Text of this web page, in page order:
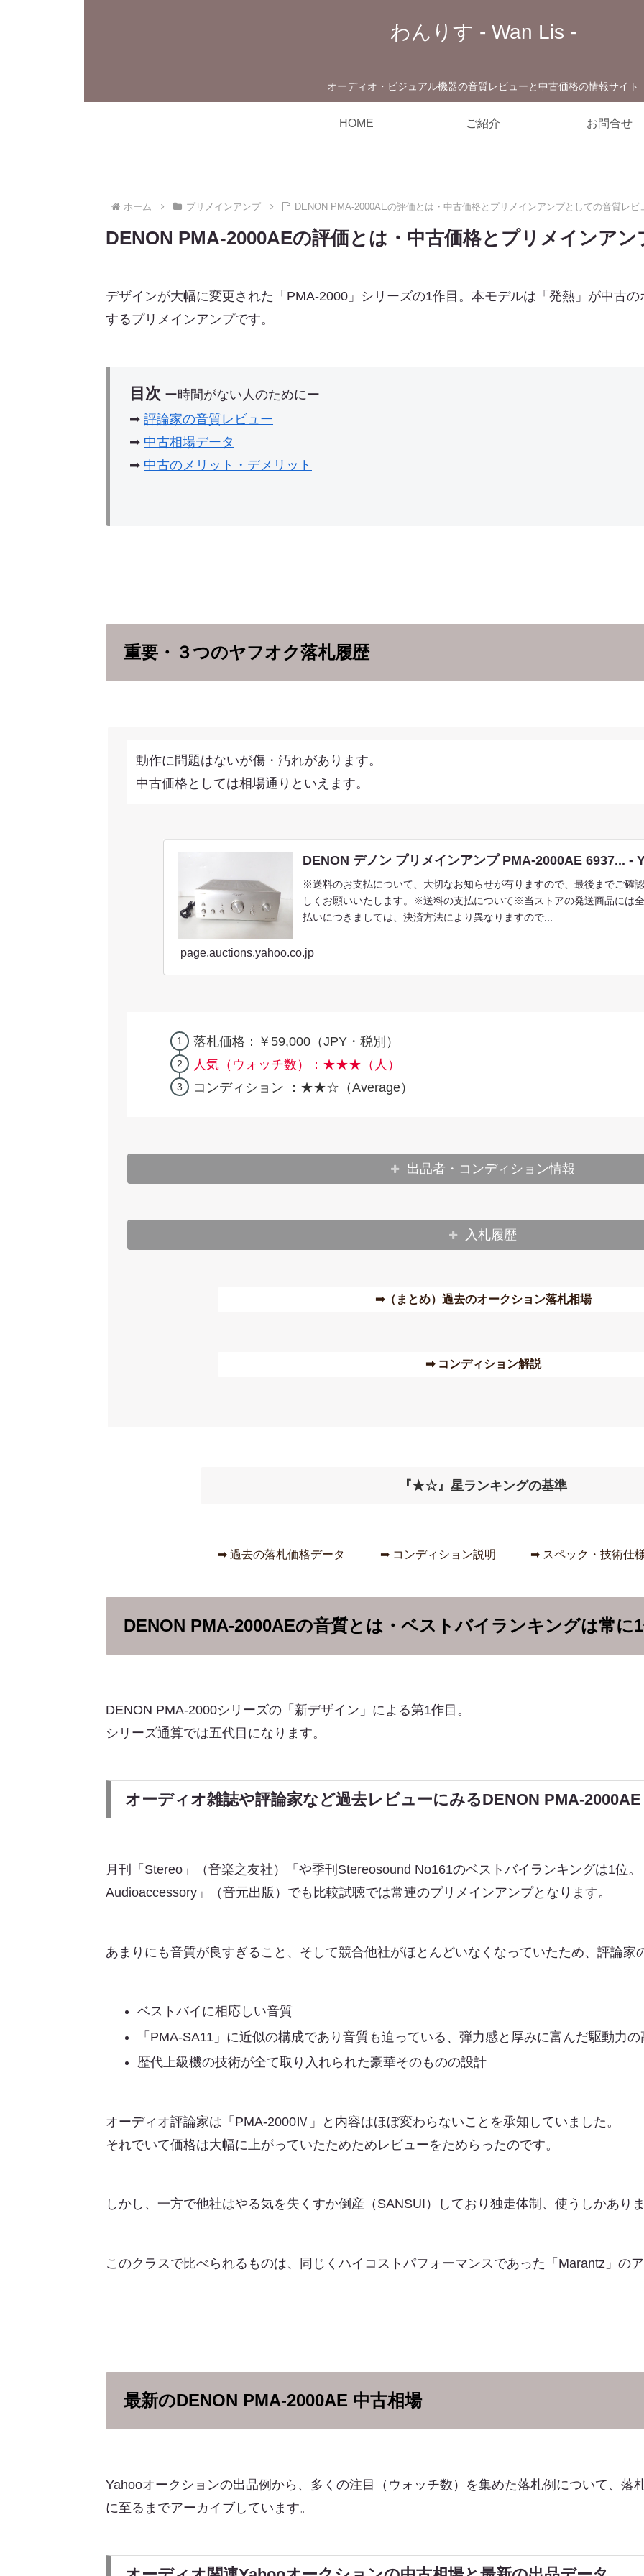
わんりす - Wan Lis -
オーディオ・ビジュアル機器の音質レビューと中古価格の情報サイト
HOME ご紹介 お問合せ
ホーム プリメインアンプ DENON PMA-2000AEの評価とは・中古価格とプリメインアンプとしての音質レビ
DENON PMA-2000AEの評価とは・中古価格とプリメインア
デザインが大幅に変更された「PMA-2000」シリーズの1作目。本モデルは「発熱」が中古
するプリメインアンプです。
目次 ー時間がない人のためにー
➡︎ 評論家の音質レビュー
➡︎ 中古相場データ
➡︎ 中古のメリット・デメリット
重要・３つのヤフオク落札履歴
動作に問題はないが傷・汚れがあります。
中古価格としては相場通りといえます。
DENON デノン プリメインアンプ PMA-2000AE 6937... -
※送料のお支払について、大切なお知らせが有りますので、最後までご確
しくお願いいたします。※送料の支払について※当ストアの発送商品には
払いにつきましては、決済方法により異なりますので...
page.auctions.yahoo.co.jp
落札価格：￥59,000（JPY・税別）
人気（ウォッチ数）：★★★（人）
コンディション ：★★☆（Average）
出品者・コンディション情報
入札履歴
➡︎（まとめ）過去のオークション落札相場
➡︎ コンディション解説
『★☆』星ランキングの基準
➡︎ 過去の落札価格データ ➡︎ コンディション説明 ➡︎ スペック・技術仕
DENON PMA-2000AEの音質とは・ベストバイランキングは常に
DENON PMA-2000シリーズの「新デザイン」による第1作目。
シリーズ通算では五代目になります。
オーディオ雑誌や評論家など過去レビューにみるDENON PMA-2000AE
月刊「Stereo」（音楽之友社）「や季刊Stereosound No161のベストバイランキングは1位。
Audioaccessory」（音元出版）でも比較試聴では常連のプリメインアンプとなります。
あまりにも音質が良すぎること、そして競合他社がほとんどいなくなっていたため、評論家
ベストバイに相応しい音質
「PMA-SA11」に近似の構成であり音質も迫っている、弾力感と厚みに富んだ駆動力の
歴代上級機の技術が全て取り入れられた豪華そのものの設計
オーディオ評論家は「PMA-2000Ⅳ」と内容はほぼ変わらないことを承知していました。
それでいて価格は大幅に上がっていたためためレビューをためらったのです。
しかし、一方で他社はやる気を失くすか倒産（SANSUI）しており独走体制、使うしかあり
このクラスで比べられるものは、同じくハイコストパフォーマンスであった「Marantz」の
最新のDENON PMA-2000AE 中古相場
Yahooオークションの出品例から、多くの注目（ウォッチ数）を集めた落札例について、落
に至るまでアーカイブしています。